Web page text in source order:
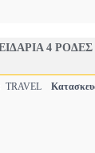
4
TRAVEL